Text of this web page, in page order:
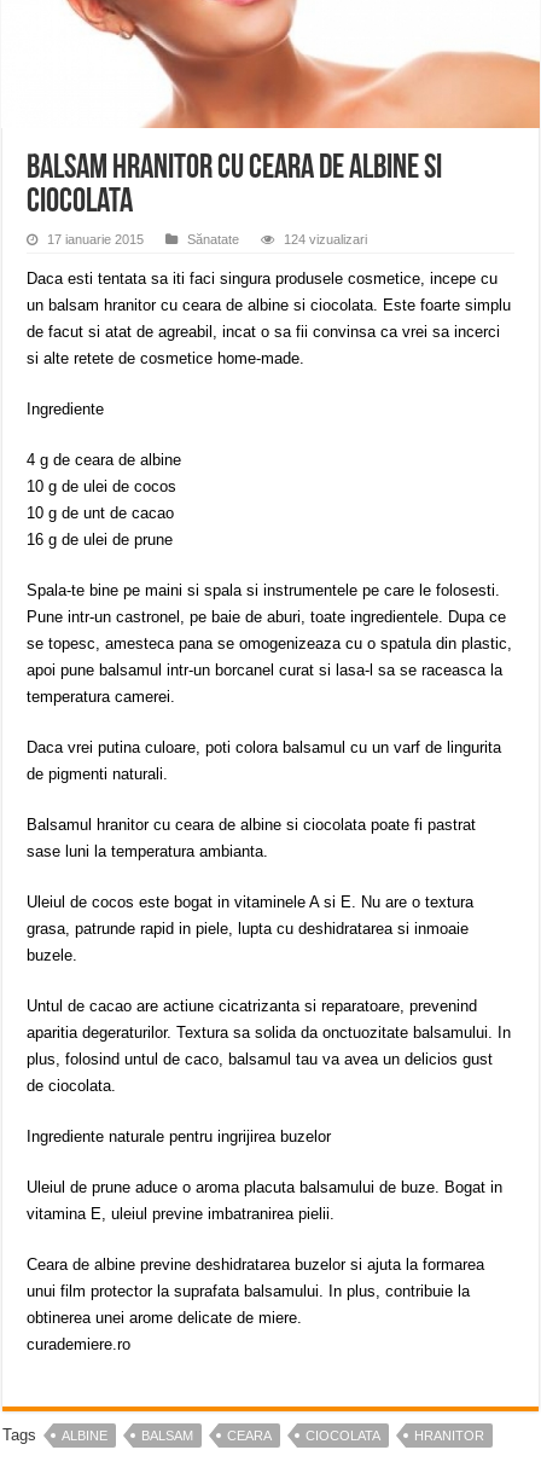
Ștrandul Termal Ring din Oravița – locul unde natura a ascuns un izvor de
Miresme de lavandă, mentă și flori de vară și râsete de copii la Carașova VIDEO
Balsam hranitor cu ceara de albine si
ciocolata
17 ianuarie 2015 Sănatate 124 vizualizari
Daca esti tentata sa iti faci singura produsele cosmetice, incepe cu
un balsam hranitor cu ceara de albine si ciocolata. Este foarte simplu
de facut si atat de agreabil, incat o sa fii convinsa ca vrei sa incerci
si alte retete de cosmetice home-made.
Ingrediente
4 g de ceara de albine
10 g de ulei de cocos
10 g de unt de cacao
16 g de ulei de prune
Spala-te bine pe maini si spala si instrumentele pe care le folosesti.
Pune intr-un castronel, pe baie de aburi, toate ingredientele. Dupa ce
se topesc, amesteca pana se omogenizeaza cu o spatula din plastic,
apoi pune balsamul intr-un borcanel curat si lasa-l sa se raceasca la
temperatura camerei.
Daca vrei putina culoare, poti colora balsamul cu un varf de lingurita
de pigmenti naturali.
Balsamul hranitor cu ceara de albine si ciocolata poate fi pastrat
sase luni la temperatura ambianta.
Uleiul de cocos este bogat in vitaminele A si E. Nu are o textura
grasa, patrunde rapid in piele, lupta cu deshidratarea si inmoaie
buzele.
Untul de cacao are actiune cicatrizanta si reparatoare, prevenind
aparitia degeraturilor. Textura sa solida da onctuozitate balsamului. In
plus, folosind untul de caco, balsamul tau va avea un delicios gust
de ciocolata.
Ingrediente naturale pentru ingrijirea buzelor
Uleiul de prune aduce o aroma placuta balsamului de buze. Bogat in
vitamina E, uleiul previne imbatranirea pielii.
Ceara de albine previne deshidratarea buzelor si ajuta la formarea
unui film protector la suprafata balsamului. In plus, contribuie la
obtinerea unei arome delicate de miere.
curademiere.ro
Tags ALBINE BALSAM CEARA CIOCOLATA HRANITOR